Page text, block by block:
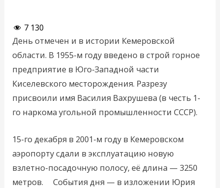
7 130
День отмечен и в истории Кемеровской
области. В 1955-м году введено в строй горное
предприятие в Юго-Западной части
Киселевского месторождения. Разрезу
присвоили имя Василия Вахрушева (в честь 1-
го наркома угольной промышленности CCCР).
15-го декабря в 2001-м году в Кемеровском
аэропорту сдали в эксплуатацию новую
взлетно-посадочную полосу, её длина — 3250
метров. События дня — в изложении Юрия